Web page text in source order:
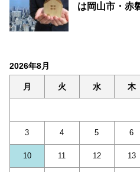
は岡山市・赤
2026年8月
月 火 水 木
3 4 5 6
10 11 12 13